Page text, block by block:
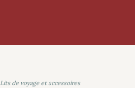
Lits de voyage et accessoires